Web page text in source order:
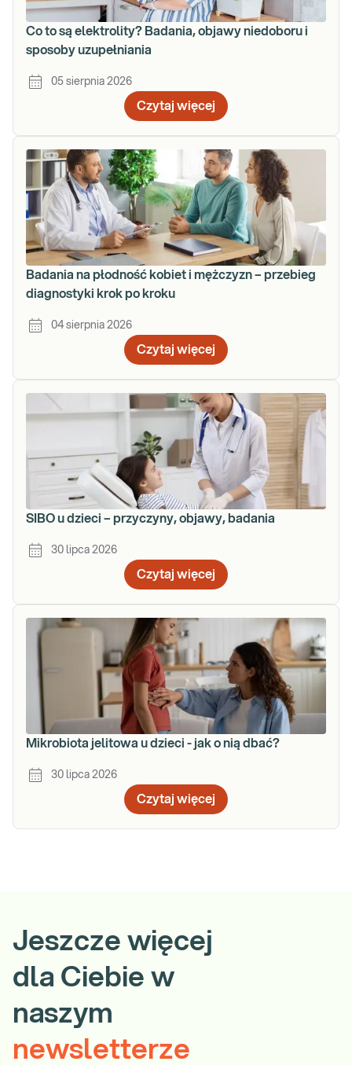
Co to są elektrolity? Badania, objawy niedoboru i
sposoby uzupełniania
05 sierpnia 2026
Czytaj więcej
Badania na płodność kobiet i mężczyzn – przebieg
diagnostyki krok po kroku
04 sierpnia 2026
Czytaj więcej
SIBO u dzieci – przyczyny, objawy, badania
30 lipca 2026
Czytaj więcej
Mikrobiota jelitowa u dzieci - jak o nią dbać?
30 lipca 2026
Czytaj więcej
Jeszcze więcej
dla Ciebie w
naszym
newsletterze